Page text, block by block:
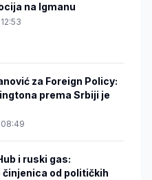
na Igmanu
za Foreign Policy:
prema Srbiji je
i ruski gas:
činjenica od političkih